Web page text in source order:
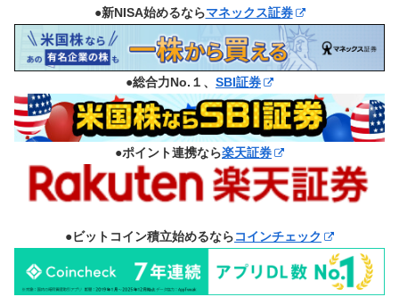
●新NISA始めるならマネックス証券
●総合力No.１、 SBI証券
●ポイント連携なら楽天証券
●ビットコイン積立始めるならコインチェック